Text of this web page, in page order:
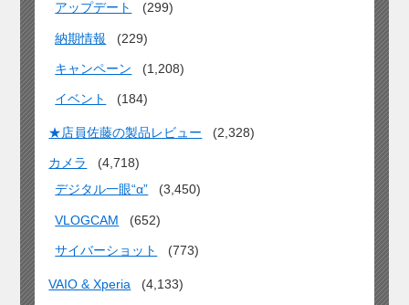
アップデート (299)
納期情報 (229)
キャンペーン (1,208)
イベント (184)
★店員佐藤の製品レビュー (2,328)
カメラ
(4,718)
デジタル一眼“α”
(3,450)
VLOGCAM (652)
サイバーショット (773)
VAIO & Xperia
(4,133)